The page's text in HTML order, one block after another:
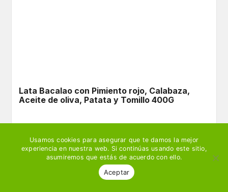
Lata Bacalao con Pimiento rojo, Calabaza,
Aceite de oliva, Patata y Tomillo 400G
€
Ver producto 🛒 Añadir
Usamos cookies para asegurar que te damos la mejor
experiencia en nuestra web. Si continúas usando este sitio,
asumiremos que estás de acuerdo con ello.
Aceptar